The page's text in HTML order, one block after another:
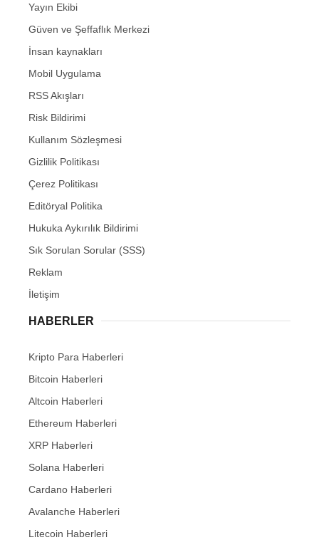
Yayın Ekibi
Güven ve Şeffaflık Merkezi
İnsan kaynakları
Mobil Uygulama
RSS Akışları
Risk Bildirimi
Kullanım Sözleşmesi
Gizlilik Politikası
Çerez Politikası
Editöryal Politika
Hukuka Aykırılık Bildirimi
Sık Sorulan Sorular (SSS)
Reklam
İletişim
HABERLER
Kripto Para Haberleri
Bitcoin Haberleri
Altcoin Haberleri
Ethereum Haberleri
XRP Haberleri
Solana Haberleri
Cardano Haberleri
Avalanche Haberleri
Litecoin Haberleri